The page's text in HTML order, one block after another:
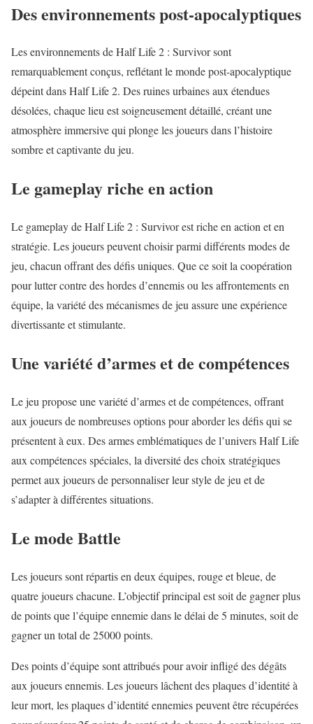
Des environnements post-apocalyptiques
Les environnements de Half Life 2 : Survivor sont
remarquablement conçus, reflétant le monde post-apocalyptique
dépeint dans Half Life 2. Des ruines urbaines aux étendues
désolées, chaque lieu est soigneusement détaillé, créant une
atmosphère immersive qui plonge les joueurs dans l’histoire
sombre et captivante du jeu.
Le gameplay riche en action
Le gameplay de Half Life 2 : Survivor est riche en action et en
stratégie. Les joueurs peuvent choisir parmi différents modes de
jeu, chacun offrant des défis uniques. Que ce soit la coopération
pour lutter contre des hordes d’ennemis ou les affrontements en
équipe, la variété des mécanismes de jeu assure une expérience
divertissante et stimulante.
Une variété d’armes et de compétences
Le jeu propose une variété d’armes et de compétences, offrant
aux joueurs de nombreuses options pour aborder les défis qui se
présentent à eux. Des armes emblématiques de l’univers Half Life
aux compétences spéciales, la diversité des choix stratégiques
permet aux joueurs de personnaliser leur style de jeu et de
s’adapter à différentes situations.
Le mode Battle
Les joueurs sont répartis en deux équipes, rouge et bleue, de
quatre joueurs chacune. L’objectif principal est soit de gagner plus
de points que l’équipe ennemie dans le délai de 5 minutes, soit de
gagner un total de 25000 points.
Des points d’équipe sont attribués pour avoir infligé des dégâts
aux joueurs ennemis. Les joueurs lâchent des plaques d’identité à
leur mort, les plaques d’identité ennemies peuvent être récupérées